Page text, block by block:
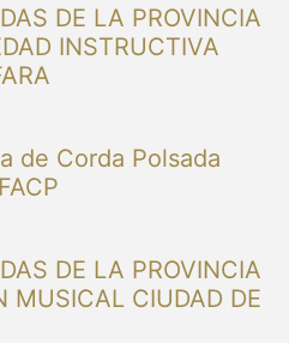
DE LA PROVINCIA
INSTRUCTIVA
de Corda Polsada
DE LA PROVINCIA
MUSICAL CIUDAD DE